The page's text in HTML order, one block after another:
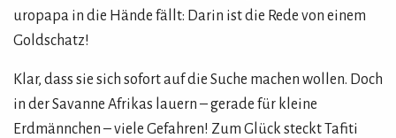
uropapa in die Hände fällt: Darin ist die Rede von einem
Goldschatz!
Klar, dass sie sich sofort auf die Suche machen wollen. Doch
in der Savanne Afrikas lauern – gerade für kleine
Erdmännchen – viele Gefahren! Zum Glück steckt Tafiti